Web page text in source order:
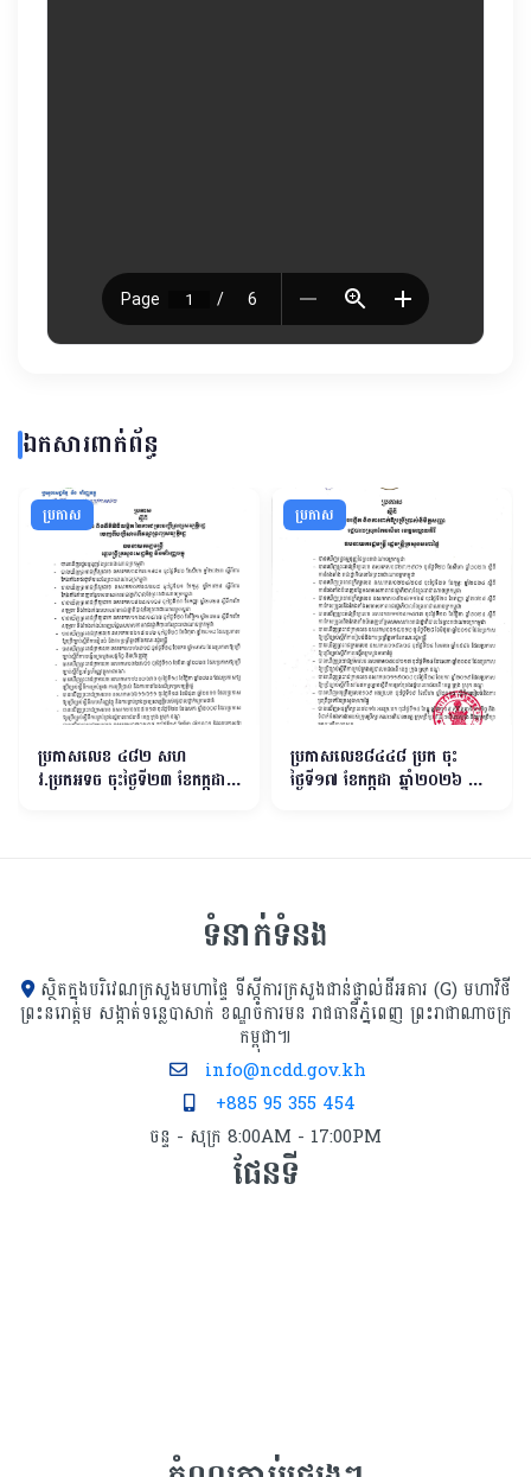
ឯកសារពាក់ព័ន្ធ
ប្រកាស
ប្រកាសលេខ ៤៨២ សហ​
វ.ប្រកអទច ចុះថ្ងៃទី២៣ ខែកក្កដា
ប្រកាស
ប្រកាសលេខ៨៤៤៨ ប្រក ចុះ
ថ្ងៃទី១៧ ខែកក្កដា ឆ្នាំ២០២៦ ស្ដីពី
ទំនាក់ទំនង
ស្ថិតក្នុងបរិវេណក្រសួងមហាផ្ទៃ ទីស្ដីការក្រសួង​ជាន់ផ្ទាល់ដីអគារ (G) មហាវិថី
ព្រះនរោត្តម សង្កាត់ទន្លេបាសាក់ ខណ្ឌចំការមន រាជធានីភ្នំពេញ ព្រះរាជាណាចក្រ
កម្ពុជា៕
info@ncdd.gov.kh
+885 95 355 454
ចន្ទ - សុក្រ 8:00AM - 17:00PM
ផែនទី